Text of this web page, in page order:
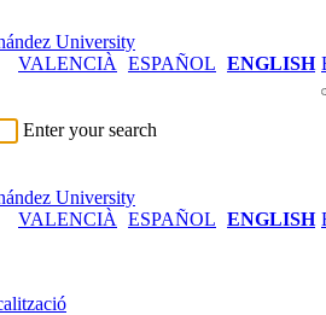
VALENCIÀ ESPAÑOL ENGLISH
Enter your search
VALENCIÀ ESPAÑOL ENGLISH